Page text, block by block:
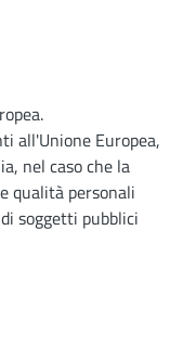
all'Unione Europea,
nel caso che la
qualità personali
soggetti pubblici